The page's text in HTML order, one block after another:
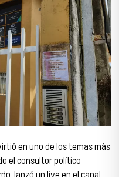
en uno de los temas más
el consultor político